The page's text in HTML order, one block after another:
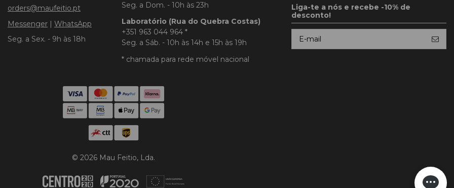
orders@maufeitio.pt
Messenger | WhatsApp
Seg. a Sex. - 9h às 18h
Seg. a Dom. - 10h às 23h
Laboratório (Rua do Quebra Costas)
+351 963 044 964 *
Seg. a Sáb. - 10h às 14h e 15h às 19h
* chamada para rede móvel nacional
Liga-te a nós e recebe -10% de
desconto!
© 2026 Mau Feitio, Lda.